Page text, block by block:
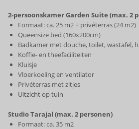
2-persoonskamer Garden Suite (max. 2
Formaat: ca. 25 m2 + privéterras (24 m2)
Queensize bed (160x200cm)
Badkamer met douche, toilet, wastafel,
Koffie- en theefaciliteiten
Kluisje
Vloerkoeling en ventilator
Privéterras met zitjes
Uitzicht op tuin
Studio Tarajal (max. 2 personen)
Formaat: ca. 35 m2